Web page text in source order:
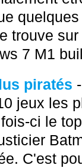
trouve
7 M1
piratés
jeux les
ci le
C'est